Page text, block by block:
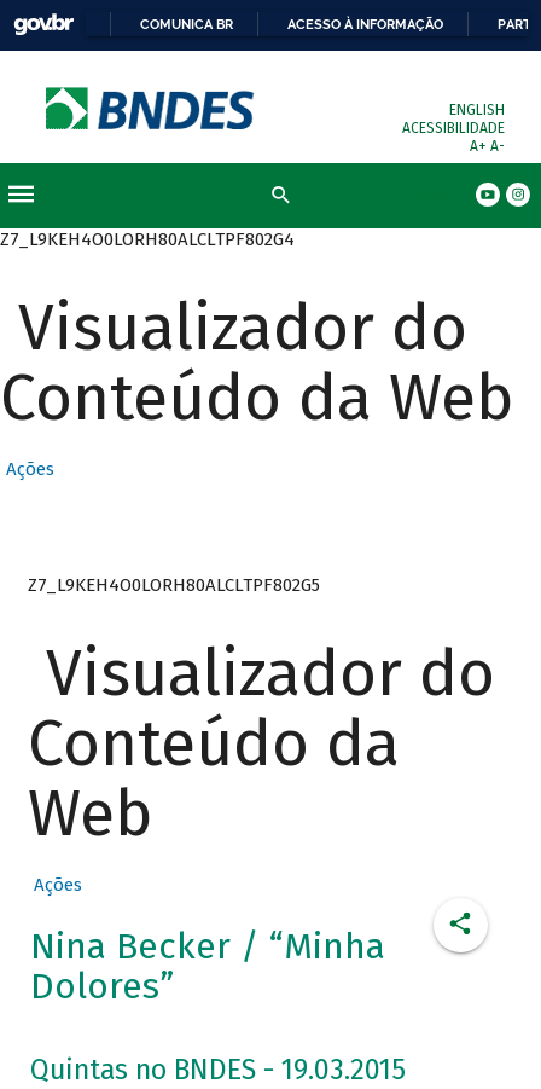
COMUNICA BR ACESSO À INFORMAÇÃO
ENGLISH
ACESSIBILIDADE
A+ A-
Z7_L9KEH4O0LORH80ALCLTPF802G4
Visualizador do
Conteúdo da Web
Ações
Z7_L9KEH4O0LORH80ALCLTPF802G5
Visualizador do
Conteúdo da
Web
Ações
Nina Becker / “Minha
Dolores”
Quintas no BNDES - 19.03.2015